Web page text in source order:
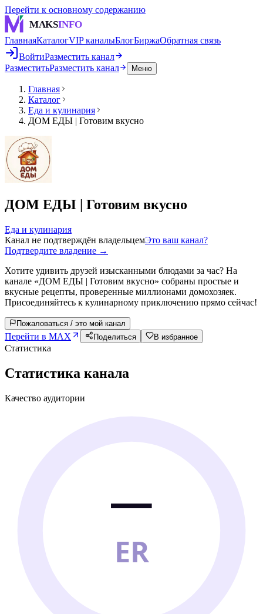
Перейти к основному содержанию
MAKSINFO
ГлавнаяКаталогVIP каналыБлогБиржаОбратная связь
ВойтиРазместить канал
РазместитьРазместить канал Меню
Главная
Каталог
Еда и кулинария
ДОМ ЕДЫ | Готовим вкусно
ДОМ ЕДЫ | Готовим вкусно
Еда и кулинария
Канал не подтверждён владельцемЭто ваш канал?
Подтвердите владение →
Хотите удивить друзей изысканными блюдами за час? На
канале «ДОМ ЕДЫ | Готовим вкусно» собраны простые и
вкусные рецепты, проверенные миллионами домохозяек.
Присоединяйтесь к кулинарному приключению прямо сейчас!
Пожаловаться / это мой канал
Перейти в MAX Поделиться В избранное
Статистика
Статистика канала
Качество аудитории
—
ER